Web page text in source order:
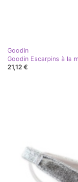
Goodin
Goodin Escarpins à la
21,12 €